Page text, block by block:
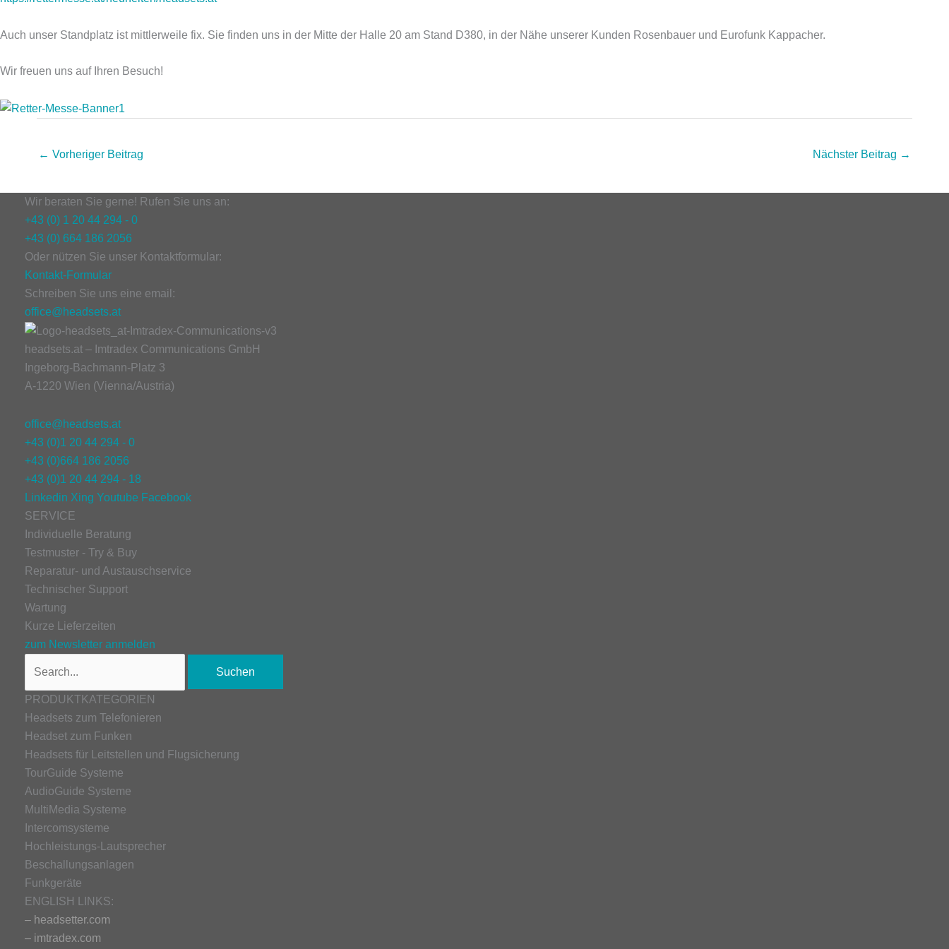
Auch unser Standplatz ist mittlerweile fix. Sie finden uns in der Mitte der Halle 20 am Stand D380, in der Nähe unserer Kunden Rosenbauer und Eurofunk Kappacher.
Wir freuen uns auf Ihren Besuch!
← Vorheriger Beitrag Nächster Beitrag →
Wir beraten Sie gerne! Rufen Sie uns an:
+43 (0) 1 20 44 294 - 0
+43 (0) 664 186 2056
Oder nützen Sie unser Kontaktformular:
Kontakt-Formular
Schreiben Sie uns eine email:
office@headsets.at
headsets.at – Imtradex Communications GmbH
Ingeborg-Bachmann-Platz 3
A-1220 Wien (Vienna/Austria)
office@headsets.at
+43 (0)1 20 44 294 - 0
+43 (0)664 186 2056
+43 (0)1 20 44 294 - 18
Linkedin Xing Youtube Facebook
SERVICE
Individuelle Beratung
Testmuster - Try & Buy
Reparatur- und Austauschservice
Technischer Support
Wartung
Kurze Lieferzeiten
zum Newsletter anmelden
PRODUKTKATEGORIEN
Headsets zum Telefonieren
Headset zum Funken
Headsets für Leitstellen und Flugsicherung
TourGuide Systeme
AudioGuide Systeme
MultiMedia Systeme
Intercomsysteme
Hochleistungs-Lautsprecher
Beschallungsanlagen
Funkgeräte
ENGLISH LINKS:
– headsetter.com
– imtradex.com